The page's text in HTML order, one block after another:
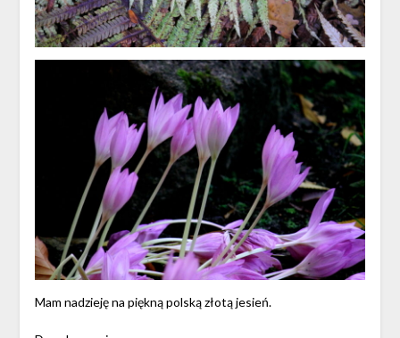
Mam nadzieję na piękną polską złotą jesień.